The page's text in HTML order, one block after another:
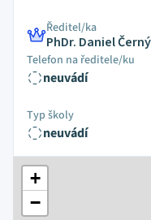
Ředitel/ka
PhDr. Daniel
Telefon na ředitele/ku
neuvádí
Typ školy
neuvádí
+
−